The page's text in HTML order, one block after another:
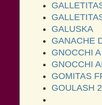
GALUSKA
GANACHE
GNOCCHI
GNOCCHI
GOMITAS
GOULASH 2